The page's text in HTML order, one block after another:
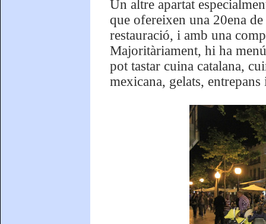
Un altre apartat
que ofereixen una 20ena
restauració, i amb una
Majoritàriament, hi ha
pot tastar cuina catalana,
mexicana, gelats,